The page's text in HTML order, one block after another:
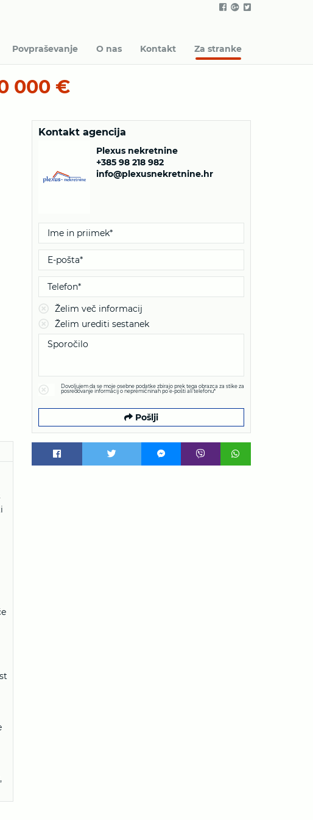
Povpraševanje O nas Kontakt Za stranke
000 €
Kontakt agencija
Plexus nekretnine
+385 98 218 982
info@plexusnekretnine.hr
Želim več informacij
Želim urediti sestanek
Dovoljujem da se moje osebne podatke zbirajo prek tega obrazca za stike za
posredovanje informacij o nepremičninah po e-pošti ali telefonu*
Pošlji